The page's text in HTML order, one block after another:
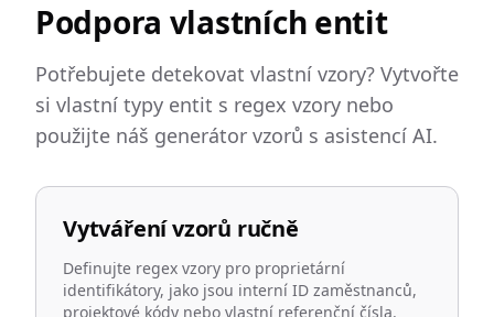
Podpora vlastních entit
Potřebujete detekovat vlastní vzory? Vytvořte
si vlastní typy entit s regex vzory nebo
použijte náš generátor vzorů s asistencí AI.
Vytváření vzorů ručně
Definujte regex vzory pro proprietární
identifikátory, jako jsou interní ID zaměstnanců,
projektové kódy nebo vlastní referenční čísla.